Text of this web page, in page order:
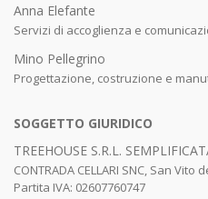
Anna Elefante
Servizi di accoglienza e
Mino Pellegrino
Progettazione, costruzione e
SOGGETTO GIURIDICO
TREEHOUSE S.R.L.
CONTRADA CELLARI SNC, San Vito
Partita IVA: 02607760747